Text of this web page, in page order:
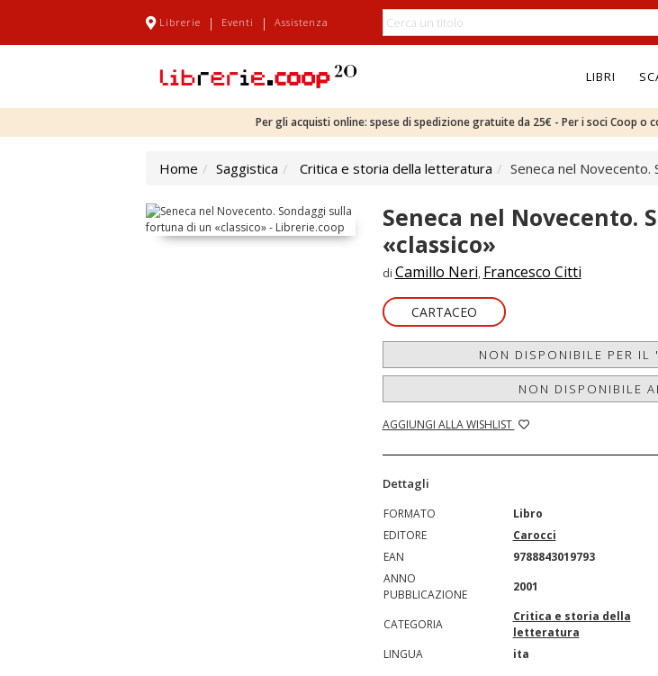
Librerie | Eventi | Assistenza
LIBRI
Per gli acquisti online: spese di spedizione gratuite da 25€ - Per i soci Coop
Home Saggistica Critica e storia della letteratura Seneca nel Novecento.
Seneca nel Novecento.
«classico»
di Camillo Neri, Francesco Citti
CARTACEO
NON DISPONIBILE PER IL
NON DISPONIBILE
AGGIUNGI ALLA WISHLIST
Dettagli
FORMATO
Libro
EDITORE
Carocci
EAN
9788843019793
ANNO
PUBBLICAZIONE
2001
CATEGORIA
Critica e storia della
letteratura
LINGUA
ita